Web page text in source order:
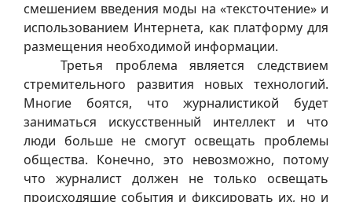
смешением введения моды на «тексточтение» и
использованием Интернета, как платформу для
размещения необходимой информации.
Третья проблема является следствием
стремительного развития новых технологий.
Многие боятся, что журналистикой будет
заниматься искусственный интеллект и что
люди больше не смогут освещать проблемы
общества. Конечно, это невозможно, потому
что журналист должен не только освещать
происходящие события и фиксировать их, но и